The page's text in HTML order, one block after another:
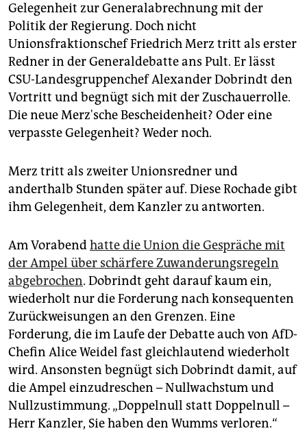
epaper login
Gelegenheit zur Generalabrechnung mit der
Politik der Regierung. Doch nicht
Unionsfraktionschef Friedrich Merz tritt als erster
Redner in der Generaldebatte ans Pult. Er lässt
CSU-Landesgruppenchef Alexander Dobrindt den
Vortritt und begnügt sich mit der Zuschauerrolle.
Die neue Merz'sche Bescheidenheit? Oder eine
verpasste Gelegenheit? Weder noch.
Merz tritt als zweiter Unionsredner und
anderthalb Stunden später auf. Diese Rochade gibt
ihm Gelegenheit, dem Kanzler zu antworten.
Am Vorabendhatte die Union die Gespräche mit
der Ampel über schärfere Zuwanderungsregeln
abgebrochen. Dobrindt geht darauf kaum ein,
wiederholt nur die Forderung nach konsequenten
Zurückweisungen an den Grenzen. Eine
Forderung, die im Laufe der Debatte auch von AfD-
Chefin Alice Weidel fast gleichlautend wiederholt
wird. Ansonsten begnügt sich Dobrindt damit, auf
die Ampel einzudreschen – Nullwachstum und
Nullzustimmung. „Doppelnull statt Doppelnull –
Herr Kanzler, Sie haben den Wumms verloren.“